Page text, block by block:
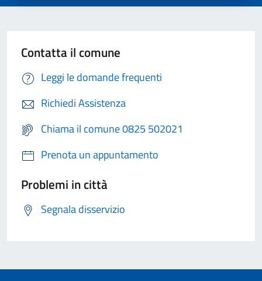
Contatta il comune
Leggi le domande frequenti
Richiedi Assistenza
Chiama il comune 0825 502021
Prenota un appuntamento
Problemi in città
Segnala disservizio